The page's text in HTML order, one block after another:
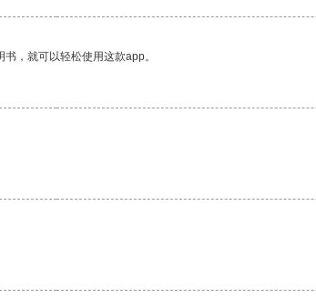
，就可以轻松使用这款app。